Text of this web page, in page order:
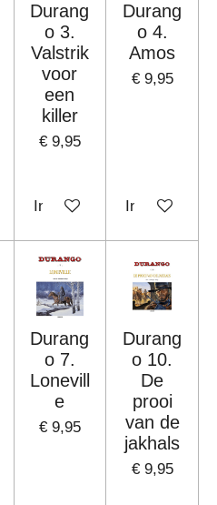
Durang
o 3.
Valstrik
voor
een
killer
€ 9,95
In winkelwagen
Durang
o 4.
Amos
€ 9,95
In
Durang
o 7.
Lonevill
e
€ 9,95
Durang
o 10.
De
prooi
van de
jakhals
€ 9,95